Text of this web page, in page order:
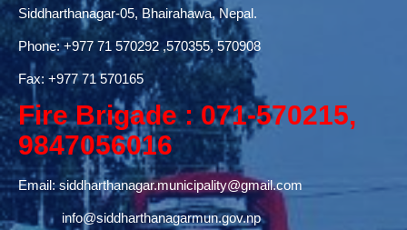
Siddharthanagar-05, Bhairahawa, Nepal.
Phone:+977 71 570292,570355, 570908
Fax: +977 71 570165
Fire Brigade : 071-570215,
9847056016
Email:siddharthanagar.municipality@gmail.com
info@siddharthanagarmun.gov.np